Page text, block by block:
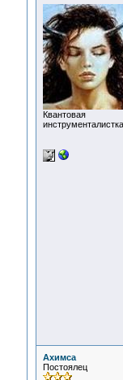
Квантовая
инструменталистка
Ахимса
Постоялец